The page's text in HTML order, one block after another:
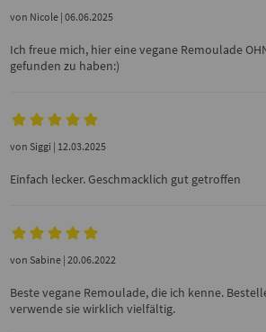
von Nicole | 06.06.2025
Ich freue mich, hier eine vegane Remoulade
gefunden zu haben:)
vonSiggi | 12.03.2025
Einfach lecker. Geschmacklich gut getroffen
vonSabine | 20.06.2022
Beste vegane Remoulade, die ich kenne.
verwende sie wirklich vielfältig.